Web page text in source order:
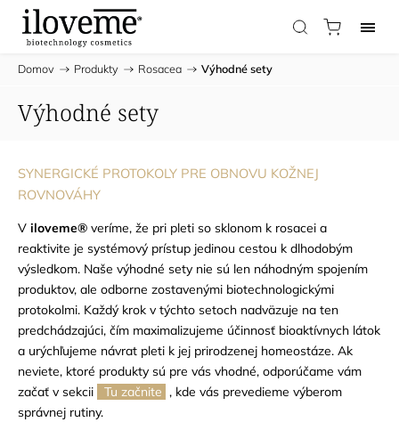
Domov / Produkty / Rosacea / Výhodné sety
Výhodné sety
SYNERGICKÉ PROTOKOLY PRE OBNOVU KOŽNEJ
ROVNOVÁHY
V iloveme® veríme, že pri pleti so sklonom k rosacei a
reaktivite je systémový prístup jedinou cestou k dlhodobým
výsledkom. Naše výhodné sety nie sú len náhodným spojením
produktov, ale odborne zostavenými biotechnologickými
protokolmi. Každý krok v týchto setoch nadväzuje na ten
predchádzajúci, čím maximalizujeme účinnosť bioaktívnych látok
a urýchľujeme návrat pleti k jej prirodzenej homeostáze. Ak
neviete, ktoré produkty sú pre vás vhodné, odporúčame vám
začať v sekcii
Tu začnite , kde vás prevedieme výberom
správnej rutiny.